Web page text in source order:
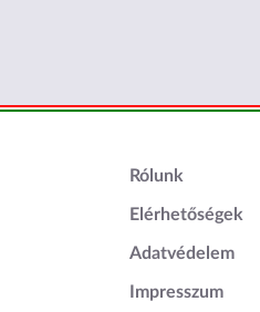
Lábléc1
Rólunk
Elérhetőségek
Adatvédelem
Impresszum